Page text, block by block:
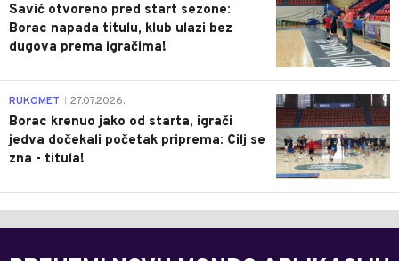
Savić otvoreno pred start sezone:
Borac napada titulu, klub ulazi bez
dugova prema igračima!
0
RUKOMET 27.07.2026.
Borac krenuo jako od starta, igrači
jedva dočekali početak priprema: Cilj se
zna - titula!